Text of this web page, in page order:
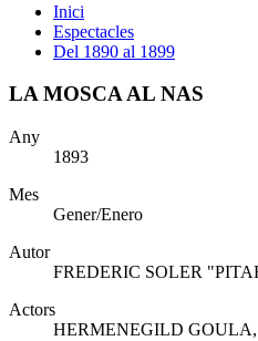
Inici
Espectacles
Del 1890 al 1899
LA MOSCA AL NAS
Any
1893
Mes
Gener/Enero
Autor
FREDERIC SOLER
Actors
HERMENEGILD